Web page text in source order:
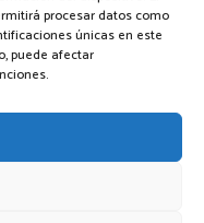
procesar datos como
únicas en este
puede afectar